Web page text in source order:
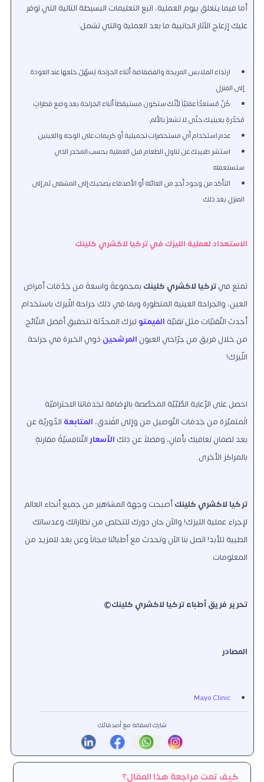
أما فيما يتعلق بيوم العملية، اتبع التعليمات البسيطة التالية التي توفر
عليك إزعاج الآثار الجانبية ما بعد العملية والتي تشمل:
ارتداء الملابس المريحة والفضفاضة أثناء الجراحة يُسهّلُ خلعها عند العودة
إلى المنزل.
كُنّ مُستعدّاً عقليّاً لأنّك ستكون مستيقظاً أثناء الجراحة بعد وضع قطراتٍ
مُخدّرةٍ بعينيك حتّى لا تشعرُ بالألم.
عدم استخدام أي مستحضرات تجميلية أو كريمات على الوجه والعينين
استشر طبيبك عن تناول الطعام قبل العملية بحسب المخدر الذي
ستستعمله
التأكد من وجود أحدٍ من العائلة أو الأصدقاء يصحبك إلى المشفى ثم إلى
المنزل بعد ذلك.
الاستعداد لعملية الليزك في تركيا لاكشري كلينك
تمتع فيتركيا لاكشري كلينك بمجموعةً واسعةً من خِدْمَات أمراض
العين، والجراحة العينية المتطورة وبما في ذلك جراحة اللّيزك باستخدام
أحدث التّقنيّات مثل تقنيّة الفيمتو ليزك المحدّثة لتحقيق أفضل النتّائج
من خلال فريق من جرّاحي العيون المرشحين ذوي الخبرة في جراحة
اللّيزك!
احصل على الرّعاية الطّبّيّة المخصّصة بالإضافة لخِدمَاتنا الاحترافيّة
الُمتميّزة من خِدمَات التّوصيل من وإلى الفُندق، المتابعة الدّوريّة عن
بعد لضمان تعافيك بأمانٍ، وفضلاً عن ذلك الأسعارالتّنافسيّةُ مقارنةٍ
بالمراكز الأخرى.
تركيا لاكشري كلينكأصبحت وجهة المشاهير من جميع أنحاء العالم
لإجراء عملية الليزك! والآن حان دورك للتخلص من نظاراتك وعدساتك
الطبية للأبد! اتصل بنا الآن وتحدث مع أطبائنا مجاناً وعن بعد للمزيد من
المعلومات
تحرير فريق أطباء تركيا لاكشري كلينك©
المصادر
Mayo Clinic
شارك المقالة مع أصدقائك
كيف تمت مراجعة هذا المقال؟